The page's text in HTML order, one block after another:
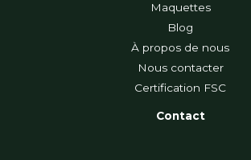
Maquettes
Blog
À propos de nous
Nous contacter
Certification FSC
Contact